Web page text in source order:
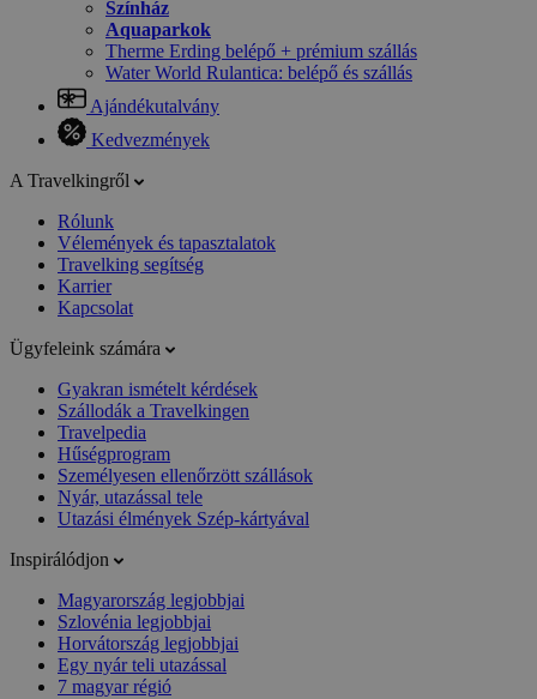
Színház
Aquaparkok
Therme Erding belépő + prémium szállás
Water World Rulantica: belépő és szállás
Ajándékutalvány
Kedvezmények
A Travelkingről
Rólunk
Vélemények és tapasztalatok
Travelking segítség
Karrier
Kapcsolat
Ügyfeleink számára
Gyakran ismételt kérdések
Szállodák a Travelkingen
Travelpedia
Hűségprogram
Személyesen ellenőrzött szállások
Nyár, utazással tele
Utazási élmények Szép-kártyával
Inspirálódjon
Magyarország legjobbjai
Szlovénia legjobbjai
Horvátország legjobbjai
Egy nyár teli utazással
7 magyar régió